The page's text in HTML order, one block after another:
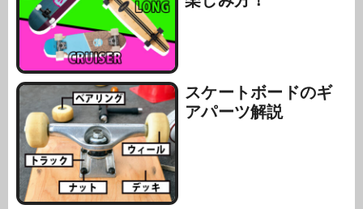
スケートボードのギ
アパーツ解説